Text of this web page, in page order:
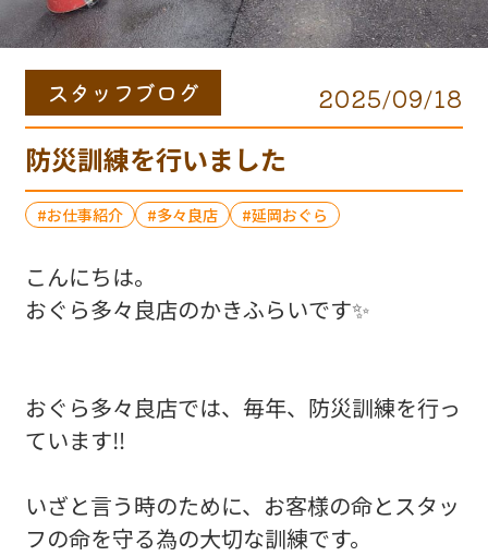
スタッフブログ 2025/09/18
防災訓練を行いました
お仕事紹介 多々良店 延岡おぐら
こんにちは。
おぐら多々良店のかきふらいです✨
おぐら多々良店では、毎年、防災訓練を行っ
ています‼️
いざと言う時のために、お客様の命とスタッ
フの命を守る為の大切な訓練です。